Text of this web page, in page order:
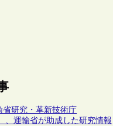
省研究・革新技術庁
、運輸省が助成した研究情報